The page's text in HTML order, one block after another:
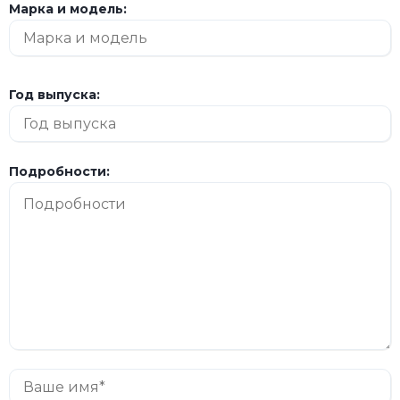
Марка и модель:
Год выпуска:
Подробности: